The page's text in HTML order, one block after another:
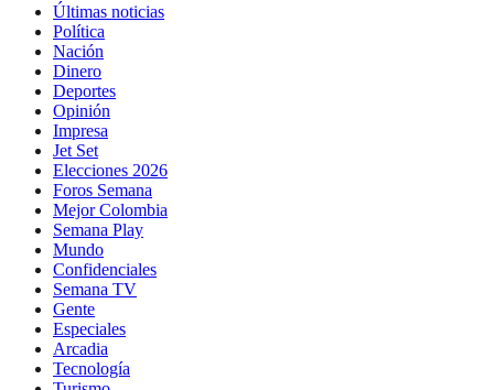
Últimas noticias
Política
Nación
Dinero
Deportes
Opinión
Impresa
Jet Set
Elecciones 2026
Foros Semana
Mejor Colombia
Semana Play
Mundo
Confidenciales
Semana TV
Gente
Especiales
Arcadia
Tecnología